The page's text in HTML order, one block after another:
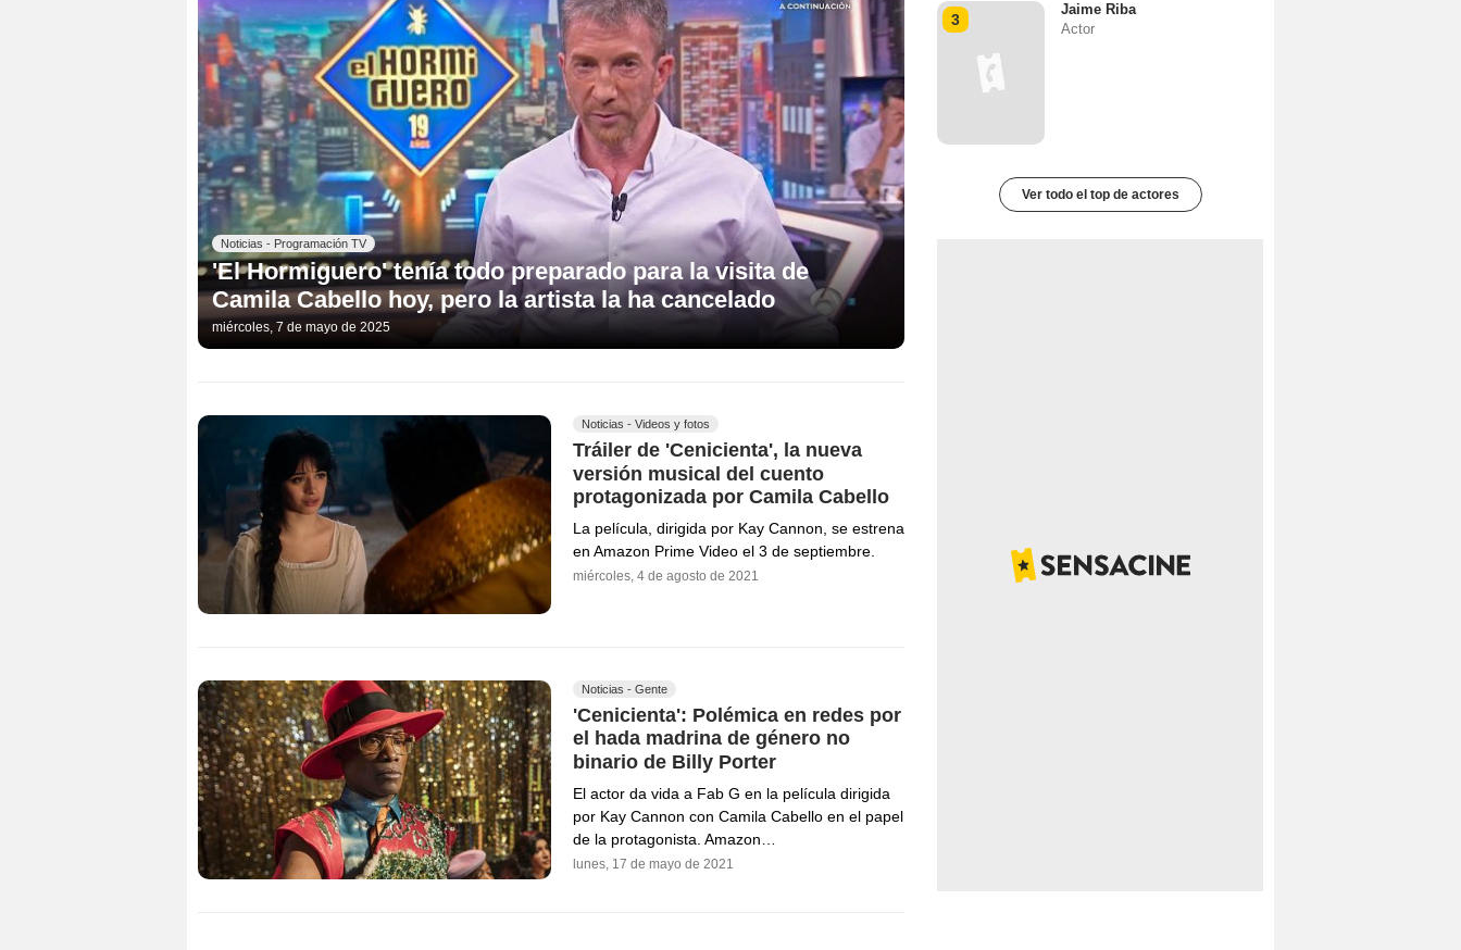
Noticias - Programación TV
'El Hormiguero' tenía todo preparado para la visita de
Camila Cabello hoy, pero la artista la ha cancelado
miércoles, 7 de mayo de 2025
Noticias - Videos y fotos
Tráiler de 'Cenicienta', la nueva
versión musical del cuento
protagonizada por Camila Cabello
La película, dirigida por Kay Cannon, se estrena
en Amazon Prime Video el 3 de septiembre.
miércoles, 4 de agosto de 2021
Noticias - Gente
'Cenicienta': Polémica en redes por
el hada madrina de género no
binario de Billy Porter
El actor da vida a Fab G en la película dirigida
por Kay Cannon con Camila Cabello en el papel
de la protagonista. Amazon…
lunes, 17 de mayo de 2021
3
Jaime Riba
Actor
Ver todo el top de actores